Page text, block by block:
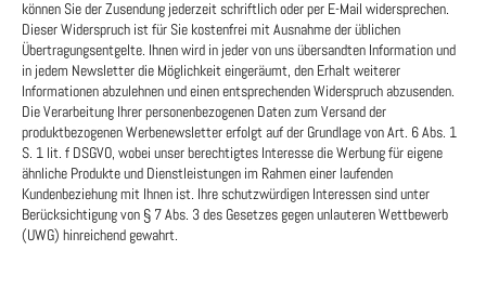
können Sie der Zusendung jederzeit schriftlich oder per E-Mail widersprechen.
Dieser Widerspruch ist für Sie kostenfrei mit Ausnahme der üblichen
Übertragungsentgelte. Ihnen wird in jeder von uns übersandten Information und
in jedem Newsletter die Möglichkeit eingeräumt, den Erhalt weiterer
Informationen abzulehnen und einen entsprechenden Widerspruch abzusenden.
Die Verarbeitung Ihrer personenbezogenen Daten zum Versand der
produktbezogenen Werbenewsletter erfolgt auf der Grundlage von Art. 6 Abs. 1
S. 1 lit. f DSGVO, wobei unser berechtigtes Interesse die Werbung für eigene
ähnliche Produkte und Dienstleistungen im Rahmen einer laufenden
Kundenbeziehung mit Ihnen ist. Ihre schutzwürdigen Interessen sind unter
Berücksichtigung von § 7 Abs. 3 des Gesetzes gegen unlauteren Wettbewerb
(UWG) hinreichend gewahrt.